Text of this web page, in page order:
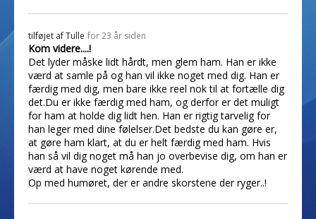
tilføjet afTulle for 23 år siden
Kom videre....!
Det lyder måske lidt hårdt, men glem ham. Han er ikke
værd at samle på og han vil ikke noget med dig. Han er
færdig med dig, men bare ikke reel nok til at fortælle dig
det.Du er ikke færdig med ham, og derfor er det muligt
for ham at holde dig lidt hen. Han er rigtig tarvelig for
han leger med dine følelser.Det bedste du kan gøre er,
at gøre ham klart, at du er helt færdig med ham. Hvis
han så vil dig noget må han jo overbevise dig, om han er
værd at have noget kørende med.
Op med humøret, der er andre skorstene der ryger..!